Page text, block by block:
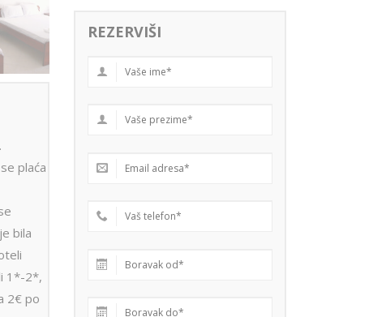
plaća
bila
1*-2*,
2€ po
REZERVIŠI